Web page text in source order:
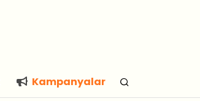
Kampanyalar